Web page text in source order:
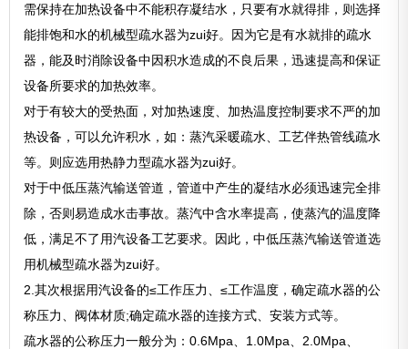
需保持在加热设备中不能积存凝结水，只要有水就得排，则选择
能排饱和水的机械型疏水器为zui好。因为它是有水就排的疏水
器，能及时消除设备中因积水造成的不良后果，迅速提高和保证
设备所要求的加热效率。
对于有较大的受热面，对加热速度、加热温度控制要求不严的加
热设备，可以允许积水，如：蒸汽采暖疏水、工艺伴热管线疏水
等。则应选用热静力型疏水器为zui好。
对于中低压蒸汽输送管道，管道中产生的凝结水必须迅速完全排
除，否则易造成水击事故。蒸汽中含水率提高，使蒸汽的温度降
低，满足不了用汽设备工艺要求。因此，中低压蒸汽输送管道选
用机械型疏水器为zui好。
2.其次根据用汽设备的≤工作压力、≤工作温度，确定疏水器的公
称压力、阀体材质;确定疏水器的连接方式、安装方式等。
疏水器的公称压力一般分为：0.6Mpa、1.0Mpa、2.0Mpa、